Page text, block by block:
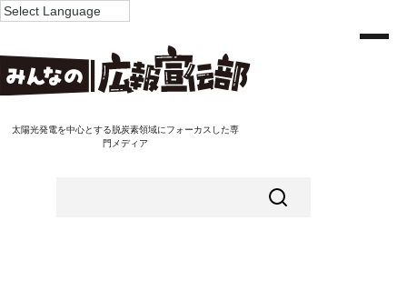
太陽光発電を中心とする脱炭素領域にフォーカスした専
門メディア